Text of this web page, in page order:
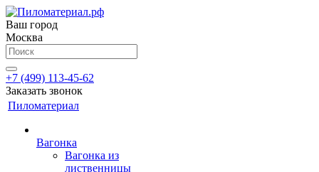
Ваш город
Москва
+7 (499) 113-45-62
Заказать звонок
Пиломатериал
Вагонка
Вагонка из
лиственницы